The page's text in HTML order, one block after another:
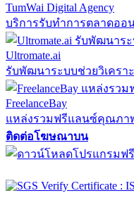
TumWai Digital Agency
บริการรับทำการตลาดออ
Ultromate.ai
รับพัฒนาระบบช่วยวิเครา
FreelanceBay
แหล่งรวมฟรีแลนซ์คุณภา
ติดต่อโฆษณาบน